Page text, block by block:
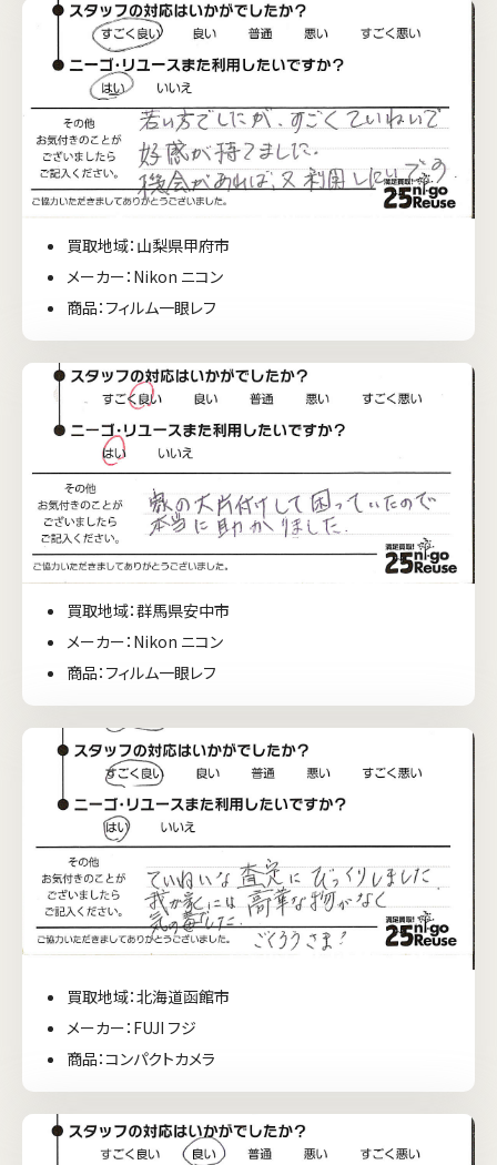
買取地域：山梨県甲府市
メーカー：Nikon ニコン
商品：フィルム一眼レフ
買取地域：群馬県安中市
メーカー：Nikon ニコン
商品：フィルム一眼レフ
買取地域：北海道函館市
メーカー：FUJI フジ
商品：コンパクトカメラ